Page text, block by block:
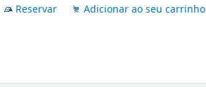
Reservar Adicionar ao seu carrinho